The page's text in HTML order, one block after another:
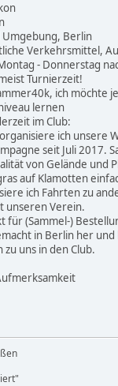
Umgebung, Berlin
Verkehrsmittel,
- Donnerstag
Turnierzeit!
ich möchte
lernen
im Club:
ich unsere
seit Juli 2017.
von Gelände und
auf Klamotten
ich Fahrten zu
unseren Verein.
für (Sammel-)
in Berlin her
zu uns in den Club.